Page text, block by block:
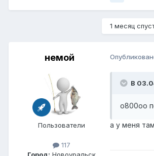
1 месяц
немой
Пользователи
117
В
o800oo
а у меня